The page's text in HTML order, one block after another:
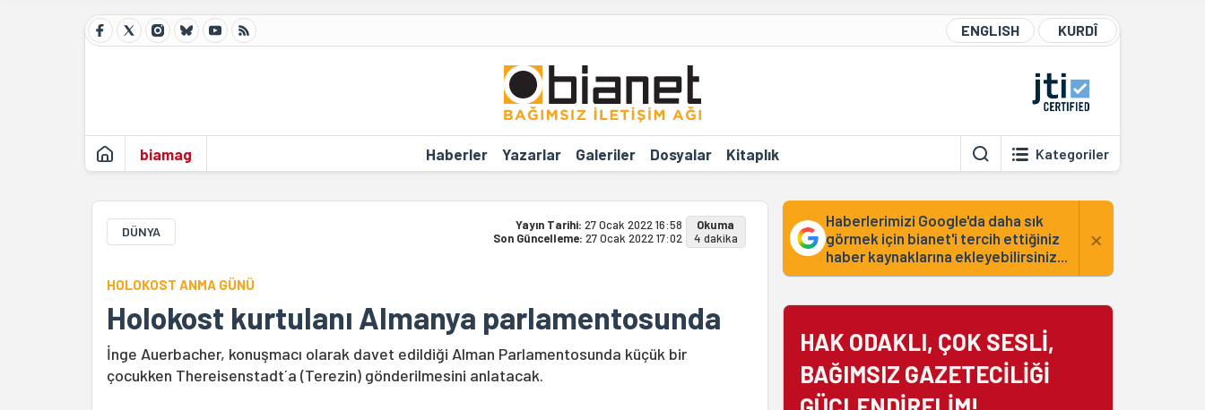
ENGLISH KURDÎ
biamag Haberler Yazarlar Galeriler Dosyalar Kitaplık Kategoriler
DÜNYA Yayın Tarihi: 27 Ocak 2022 16:58
Son Güncelleme: 27 Ocak 2022 17:02
Okuma
4 dakika
HOLOKOST ANMA GÜNÜ
Holokost kurtulanı Almanya parlamentosunda
İnge Auerbacher, konuşmacı olarak davet edildiği Alman Parlamentosunda küçük bir
çocukken Thereisenstadt´a (Terezin) gönderilmesini anlatacak.
Haberlerimizi Google'da daha sık
görmek için bianet'i tercih ettiğiniz
haber kaynaklarına ekleyebilirsiniz...
×
HAK ODAKLI, ÇOK SESLİ,
BAĞIMSIZ GAZETECİLİĞİ